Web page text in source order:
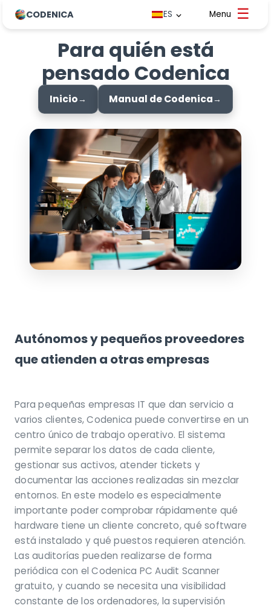
CODENICA ES
Para quién está
pensado Codenica
Inicio Manual de Codenica
Autónomos y pequeños proveedores
que atienden a otras empresas
Para pequeñas empresas IT que dan servicio a
varios clientes, Codenica puede convertirse en un
centro único de trabajo operativo. El sistema
permite separar los datos de cada cliente,
gestionar sus activos, atender tickets y
documentar las acciones realizadas sin mezclar
entornos. En este modelo es especialmente
importante poder comprobar rápidamente qué
hardware tiene un cliente concreto, qué software
está instalado y qué puestos requieren atención.
Las auditorías pueden realizarse de forma
periódica con el Codenica PC Audit Scanner
gratuito, y cuando se necesita una visibilidad
constante de los ordenadores, la supervisión